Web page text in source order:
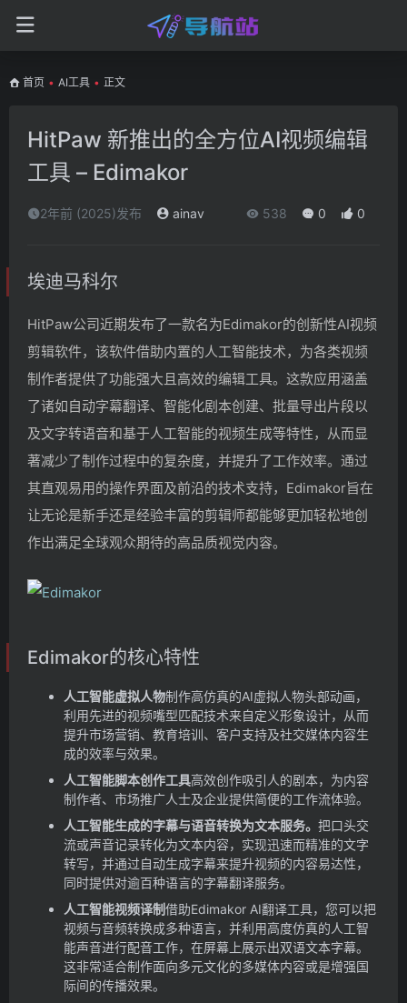
首页 • AI工具 • 正文
HitPaw 新推出的全方位AI视频编辑
工具 – Edimakor
2年前 (2025)发布 ainav 538 0 0
埃迪马科尔
HitPaw公司近期发布了一款名为Edimakor的创新性AI视频
剪辑软件，该软件借助内置的人工智能技术，为各类视频
制作者提供了功能强大且高效的编辑工具。这款应用涵盖
了诸如自动字幕翻译、智能化剧本创建、批量导出片段以
及文字转语音和基于人工智能的视频生成等特性，从而显
著减少了制作过程中的复杂度，并提升了工作效率。通过
其直观易用的操作界面及前沿的技术支持，Edimakor旨在
让无论是新手还是经验丰富的剪辑师都能够更加轻松地创
作出满足全球观众期待的高品质视觉内容。
Edimakor的核心特性
人工智能虚拟人物制作高仿真的AI虚拟人物头部动画，
利用先进的视频嘴型匹配技术来自定义形象设计，从而
提升市场营销、教育培训、客户支持及社交媒体内容生
成的效率与效果。
人工智能脚本创作工具高效创作吸引人的剧本，为内容
制作者、市场推广人士及企业提供简便的工作流体验。
人工智能生成的字幕与语音转换为文本服务。 把口头交
流或声音记录转化为文本内容，实现迅速而精准的文字
转写，并通过自动生成字幕来提升视频的内容易达性，
同时提供对逾百种语言的字幕翻译服务。
人工智能视频译制借助Edimakor AI翻译工具，您可以把
视频与音频转换成多种语言，并利用高度仿真的人工智
能声音进行配音工作，在屏幕上展示出双语文本字幕。
这非常适合制作面向多元文化的多媒体内容或是增强国
际间的传播效果。